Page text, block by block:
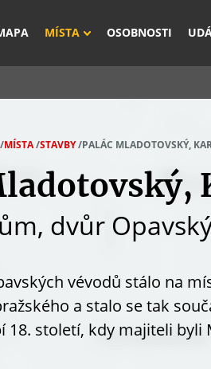
MÍSTA OSOBNOSTI
/MÍSTA/STAVBY/PALÁC MLADOTOVSKÝ,
dvůr
vévodů stálo na
a stalo se tak
18. století, kdy majiteli